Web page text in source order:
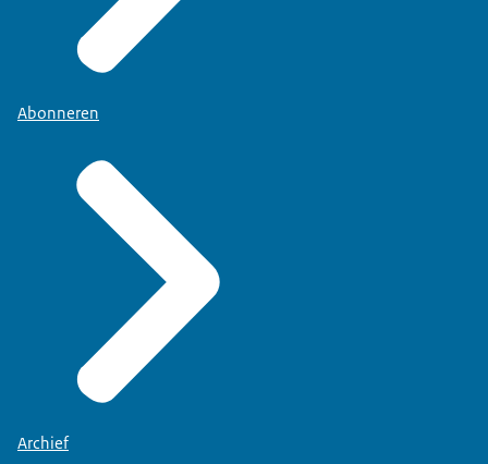
Abonneren
Archief